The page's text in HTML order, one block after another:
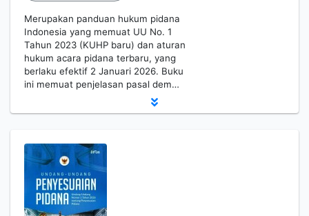
Merupakan panduan hukum pidana
Indonesia yang memuat UU No. 1
Tahun 2023 (KUHP baru) dan aturan
hukum acara pidana terbaru, yang
berlaku efektif 2 Januari 2026. Buku
ini memuat penjelasan pasal dem…